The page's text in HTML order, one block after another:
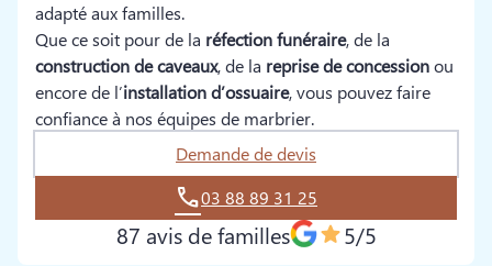
MERTZWILLER
adapté aux familles.
Que ce soit pour de la réfection funéraire, de la
construction de caveaux, de la reprise de concessionou
encore de l’installation d’ossuaire, vous pouvez faire
confiance à nos équipes de marbrier.
Demande de devis
03 88 89 31 25
87 avis de familles 5/5